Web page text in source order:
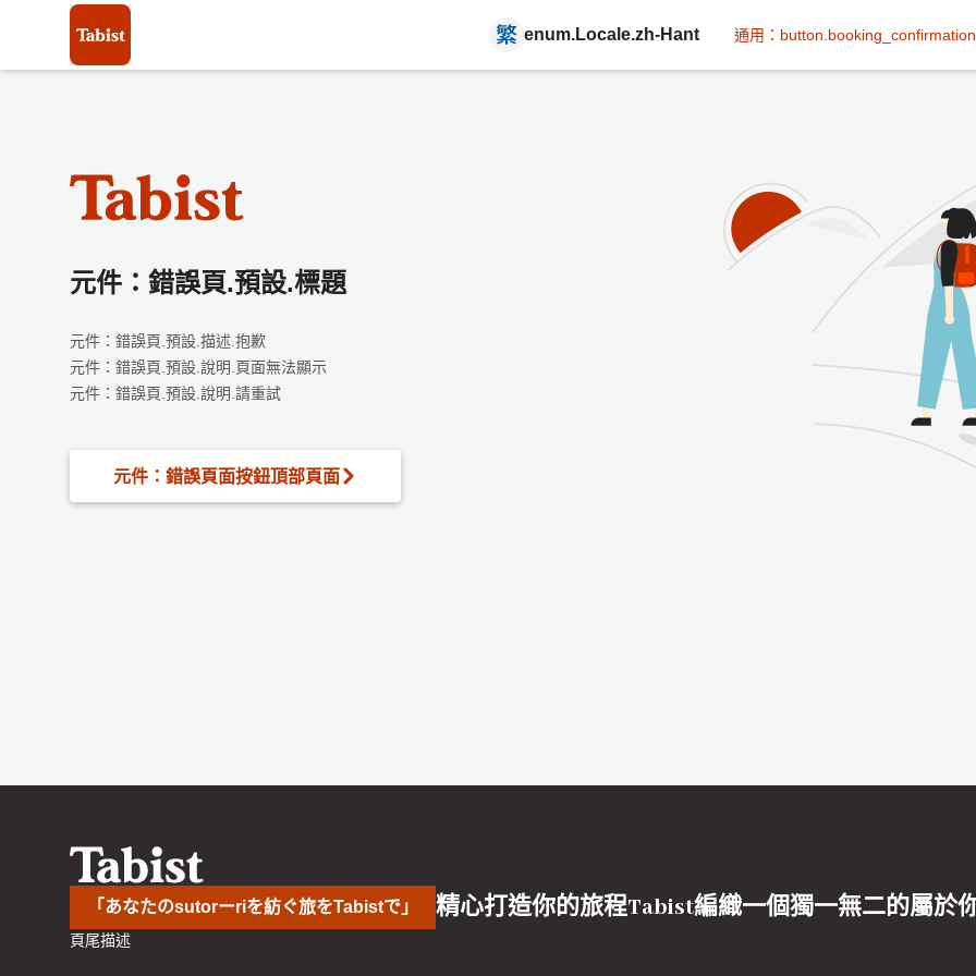
enum.Locale.zh-Hant 通用：button.booking_confirmation
元件：錯誤頁.預設.標題
元件：錯誤頁.預設.描述.抱歉
元件：錯誤頁.預設.說明.頁面無法顯示
元件：錯誤頁.預設.說明.請重試
元件：錯誤頁面按鈕頂部頁面
「あなたのsutorーriを紡ぐ旅をTabistで」 精心打造你的旅程Tabist編織一個獨一無二的屬於
頁尾描述